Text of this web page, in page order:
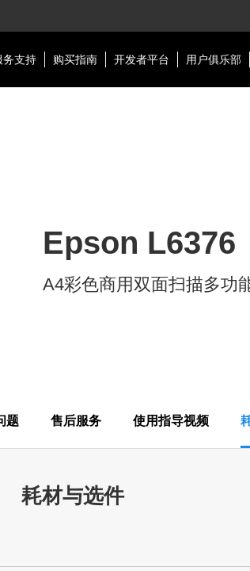
务支持 购买指南 开发者平台 用户俱乐部
Epson L6376
A4彩色商用双面扫描多功
题 售后服务 使用指导视频
耗材与选件